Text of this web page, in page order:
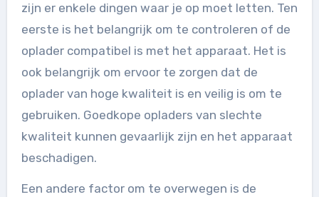
zijn er enkele dingen waar je op moet letten. Ten
eerste is het belangrijk om te controleren of de
oplader compatibel is met het apparaat. Het is
ook belangrijk om ervoor te zorgen dat de
oplader van hoge kwaliteit is en veilig is om te
gebruiken. Goedkope opladers van slechte
kwaliteit kunnen gevaarlijk zijn en het apparaat
beschadigen.
Een andere factor om te overwegen is de